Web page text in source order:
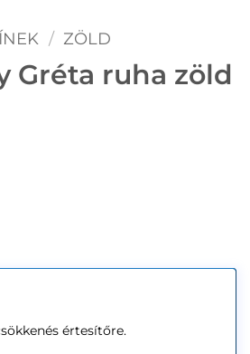
/ ZÖLD
Gréta ruha zöld
értesítőre.